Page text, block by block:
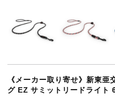
《メーカー取り寄せ》新東
グ EZ サミットリードライト